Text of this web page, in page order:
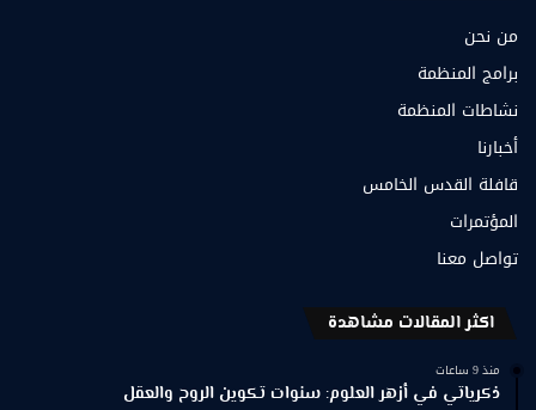
من نحن
برامج المنظمة
نشاطات المنظمة
أخبارنا
قافلة القدس الخامس
المؤتمرات
تواصل معنا
اكثر المقالات مشاهدة
منذ 9 ساعات
ذكرياتي في أزهر العلوم: سنوات تكوين الروح والعقل